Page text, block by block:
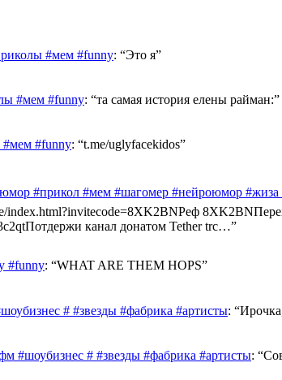
#мем #funny: “Это я”
#мем #funny: “та самая история елены райман:”
#мем #funny: “t.me/uglyfacekidos”
#прикол #мем #шагомер #нейроюмор #жиза
index.html?invitecode=8XK2BNРеф
канал донатом Tether trc…”
#funny: “WHAT ARE THEM HOPS”
# #звезды #фабрика #артисты: “
#шоубизнес # #звезды #фабрика #артисты: “